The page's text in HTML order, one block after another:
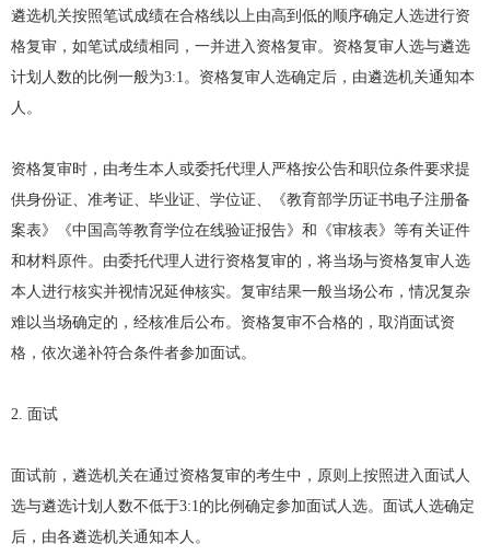
遴选机关按照笔试成绩在合格线以上由高到低的顺序确定人选进行资
格复审，如笔试成绩相同，一并进入资格复审。资格复审人选与遴选
计划人数的比例一般为3:1。资格复审人选确定后，由遴选机关通知本
人。
资格复审时，由考生本人或委托代理人严格按公告和职位条件要求提
供身份证、准考证、毕业证、学位证、《教育部学历证书电子注册备
案表》《中国高等教育学位在线验证报告》和《审核表》等有关证件
和材料原件。由委托代理人进行资格复审的，将当场与资格复审人选
本人进行核实并视情况延伸核实。复审结果一般当场公布，情况复杂
难以当场确定的，经核准后公布。资格复审不合格的，取消面试资
格，依次递补符合条件者参加面试。
2. 面试
面试前，遴选机关在通过资格复审的考生中，原则上按照进入面试人
选与遴选计划人数不低于3:1的比例确定参加面试人选。面试人选确定
后，由各遴选机关通知本人。